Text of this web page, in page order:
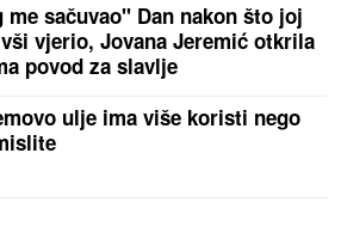
me sačuvao" Dan nakon što joj
vjerio, Jovana Jeremić otkrila
povod za slavlje
ulje ima više koristi nego